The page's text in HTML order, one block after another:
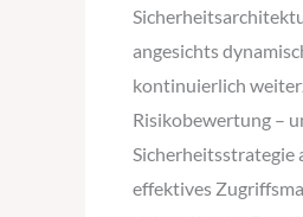
angesichts
kontinuierlich
Risikobewertung –
Sicherheitsstrategie
effektives